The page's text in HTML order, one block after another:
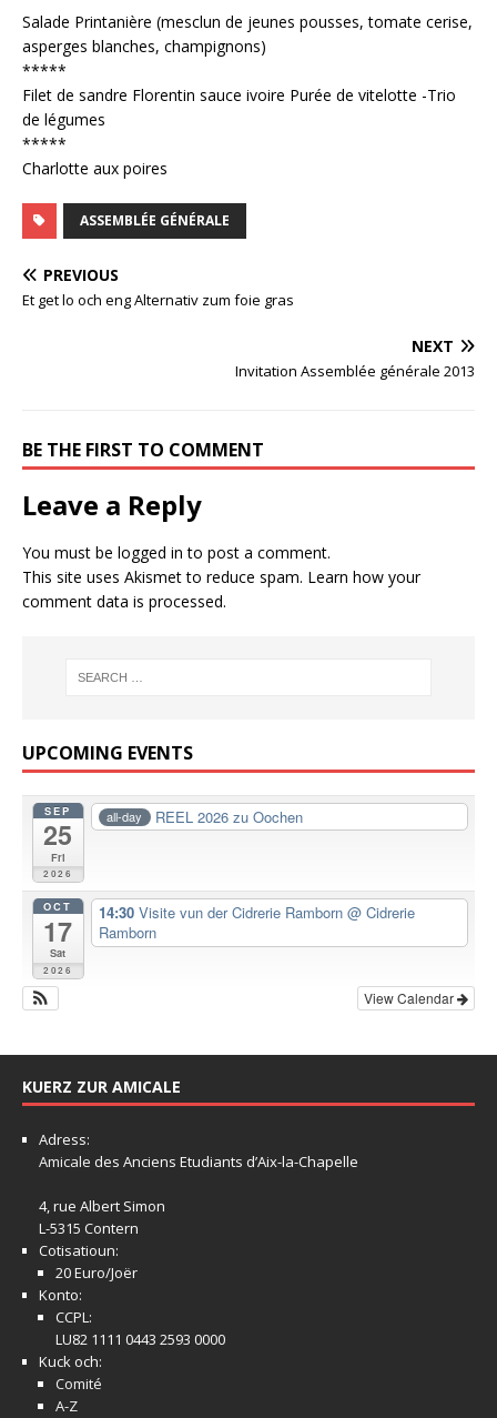
Salade Printanière (mesclun de jeunes pousses, tomate cerise,
asperges blanches, champignons)
*****
Filet de sandre Florentin sauce ivoire Purée de vitelotte -Trio
de légumes
*****
Charlotte aux poires
ASSEMBLÉE GÉNÉRALE
PREVIOUS
Et get lo och eng Alternativ zum foie gras
NEXT
Invitation Assemblée générale 2013
BE THE FIRST TO COMMENT
Leave a Reply
You must be logged in to post a comment.
This site uses Akismet to reduce spam. Learn how your
comment data is processed.
UPCOMING EVENTS
SEP
25
Fri
2026
all-day REEL 2026 zu Oochen
OCT
17
Sat
2026
14:30 Visite vun der Cidrerie Ramborn @ Cidrerie
Ramborn
View Calendar
KUERZ ZUR AMICALE
Adress:
Amicale des Anciens Etudiants d’Aix-la-Chapelle
4, rue Albert Simon
L-5315 Contern
Cotisatioun:
20 Euro/Joër
Konto:
CCPL:
LU82 1111 0443 2593 0000
Kuck och:
Comité
A-Z